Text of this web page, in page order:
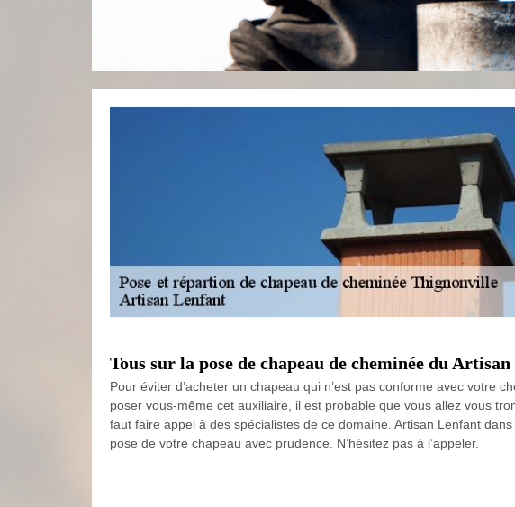
Tous sur la pose de chapeau de cheminée du
Pour éviter d’acheter un chapeau qui n’est pas conforme avec votre
poser vous-même cet auxiliaire, il est probable que vous allez vous
faut faire appel à des spécialistes de ce domaine. Artisan Lenfant
pose de votre chapeau avec prudence. N’hésitez pas à l’appeler.